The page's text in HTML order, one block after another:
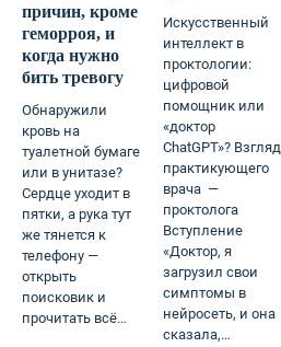
причин, кроме
геморроя, и
когда нужно
бить тревогу
Обнаружили
кровь на
туалетной бумаге
или в унитазе?
Сердце уходит в
пятки, а рука тут
же тянется к
телефону —
открыть
поисковик и
прочитать всё…
Искусственный
интеллект в
проктологии:
цифровой
помощник или
«доктор
ChatGPT»? Взгляд
практикующего
врача —
проктолога
Вступление
«Доктор, я
загрузил свои
симптомы в
нейросеть, и она
сказала,…